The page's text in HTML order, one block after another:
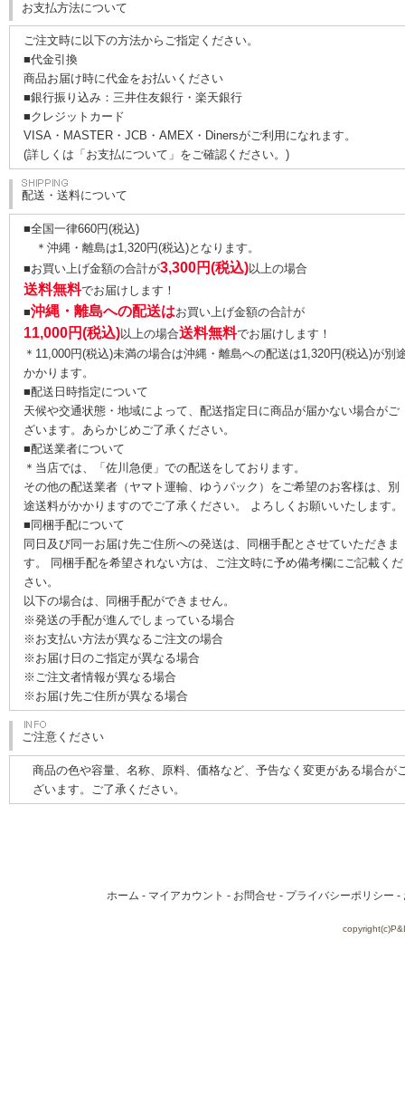
お支払方法について
ご注文時に以下の方法からご指定ください。
■代金引換
商品お届け時に代金をお払いください
■銀行振り込み：三井住友銀行・楽天銀行
■クレジットカード
VISA・MASTER・JCB・AMEX・Dinersがご利用になれます。
(詳しくは 「お支払について」 をご確認ください。)
配送・送料について
■全国一律660円(税込)
＊沖縄・離島は1,320円(税込)となります。
■お買い上げ金額の合計が3,300円(税込)以上の場合
送料無料でお届けします！
■沖縄・離島への配送はお買い上げ金額の合計が
11,000円(税込)以上の場合送料無料でお届けします！
＊11,000円(税込)未満の場合は沖縄・離島への配送は1,320円(税込)が別
かかります。
■配送日時指定について
天候や交通状態・地域によって、配送指定日に商品が届かない場合がご
ざいます。あらかじめご了承ください。
■配送業者について
＊当店では、「佐川急便」での配送をしております。
その他の配送業者（ヤマト運輸、ゆうパック）をご希望のお客様は、別
途送料がかかりますのでご了承ください。 よろしくお願いいたします。
■同梱手配について
同日及び同一お届け先ご住所への発送は、同梱手配とさせていただきま
す。 同梱手配を希望されない方は、ご注文時に予め備考欄にご記載くだ
さい。
以下の場合は、同梱手配ができません。
※発送の手配が進んでしまっている場合
※お支払い方法が異なるご注文の場合
※お届け日のご指定が異なる場合
※ご注文者情報が異なる場合
※お届け先ご住所が異なる場合
ご注意ください
商品の色や容量、名称、原料、価格など、予告なく変更がある場合が
ざいます。ご了承ください。
ホーム - マイアカウント - お問合せ - プライバシーポリシー -